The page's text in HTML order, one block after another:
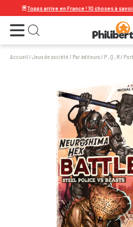
Topps arrive en France ! 10 choses à savoir
Ouvrir le menu Ouvrir la recherche
Accueil /Jeux de société / Par éditeurs/ P , Q , R/